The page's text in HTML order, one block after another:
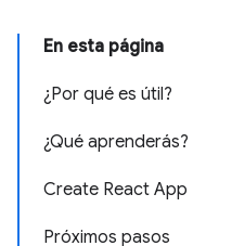
En esta página
¿Por qué es útil?
¿Qué aprenderás?
Create React App
Próximos pasos